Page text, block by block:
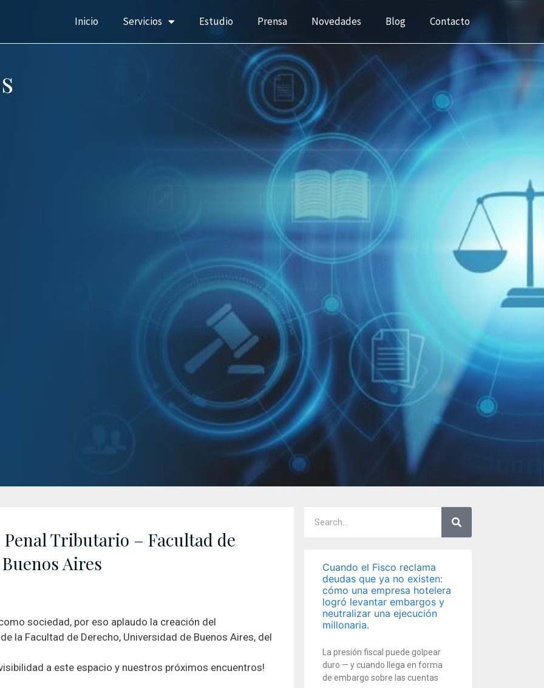
Inicio Servicios Estudio Prensa Novedades Blog Contacto
Tributario – Facultad de
Aires
sociedad, por eso aplaudo la creación del
la Facultad de Derecho, Universidad de Buenos Aires, del
a este espacio y nuestros próximos encuentros!
Cuando el Fisco reclama
deudas que ya no existen:
cómo una empresa hotelera
logró levantar embargos y
neutralizar una ejecución
millonaria.
La presión fiscal puede golpear
duro — y cuando llega en forma
de embargo sobre las cuentas